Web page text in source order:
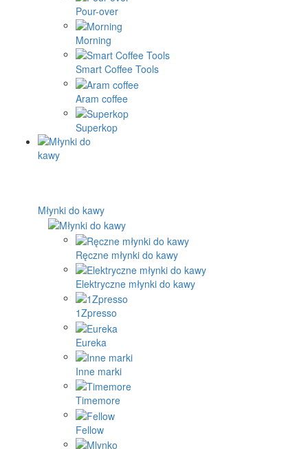
Pour-over
Morning
Smart Coffee Tools
Aram coffee
Superkop
Młynki do kawy
Ręczne młynki do kawy
Elektryczne młynki do kawy
1Zpresso
Eureka
Inne marki
Timemore
Fellow